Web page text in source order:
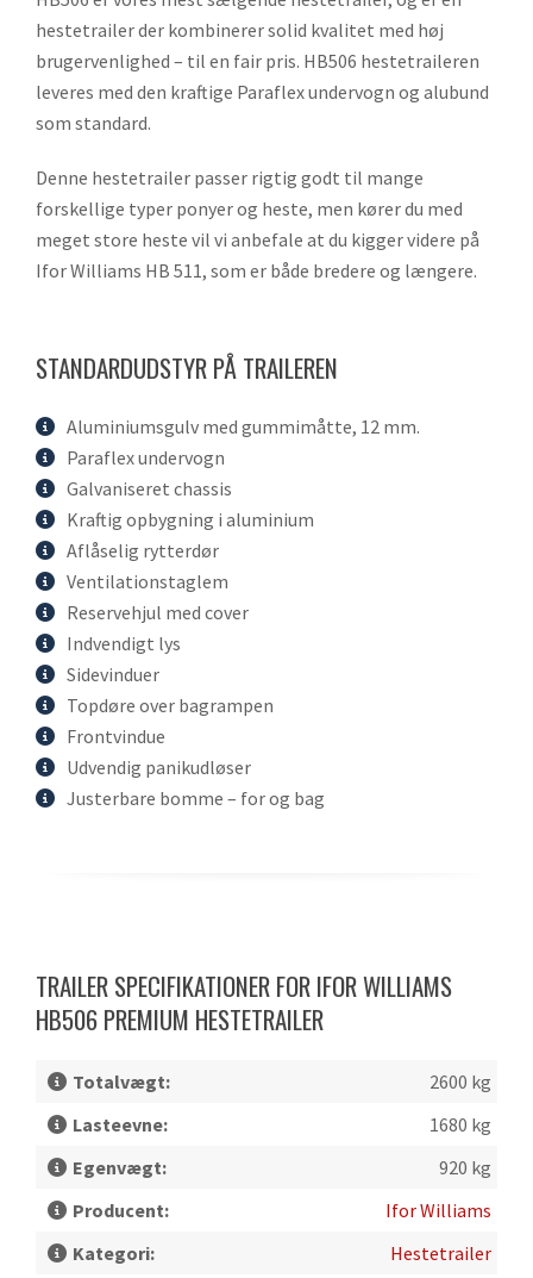
hestetrailer der kombinerer solid kvalitet med høj
brugervenlighed – til en fair pris. HB506 hestetraileren
leveres med den kraftige Paraflex undervogn og alubund
som standard.
Denne hestetrailer passer rigtig godt til mange
forskellige typer ponyer og heste, men kører du med
meget store heste vil vi anbefale at du kigger videre på
Ifor Williams HB 511, som er både bredere og længere.
STANDARDUDSTYR PÅ TRAILEREN
Aluminiumsgulv med gummimåtte, 12 mm.
Paraflex undervogn
Galvaniseret chassis
Kraftig opbygning i aluminium
Aflåselig rytterdør
Ventilationstaglem
Reservehjul med cover
Indvendigt lys
Sidevinduer
Topdøre over bagrampen
Frontvindue
Udvendig panikudløser
Justerbare bomme – for og bag
TRAILER SPECIFIKATIONER FOR IFOR WILLIAMS
HB506 PREMIUM HESTETRAILER
Totalvægt:
2600 kg
Lasteevne:
1680 kg
Egenvægt:
920 kg
Producent:
Ifor Williams
Kategori:
Hestetrailer